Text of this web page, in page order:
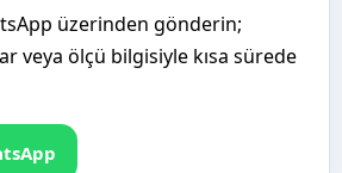
üzerinden gönderin;
veya ölçü bilgisiyle kısa sürede